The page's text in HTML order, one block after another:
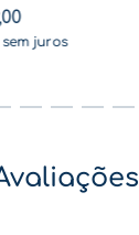
00
juros